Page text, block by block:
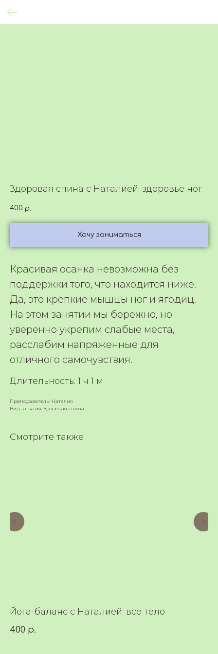
Здоровая спина с Наталией: здоровье ног
400 р.
Хочу заниматься
Красивая осанка невозможна без
поддержки того, что находится ниже.
Да, это крепкие мышцы ног и ягодиц.
На этом занятии мы бережно, но
уверенно укрепим слабые места,
расслабим напряженные для
отличного самочувствия.
Длительность: 1 ч 1 м
Преподаватель: Наталия
Вид занятия: Здоровая спина
Смотрите также
Йога-баланс с Наталией: все тело
400 р.